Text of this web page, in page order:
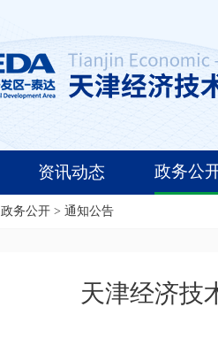
资讯动态 政务公
政务公开 > 通知公告
天津经济技